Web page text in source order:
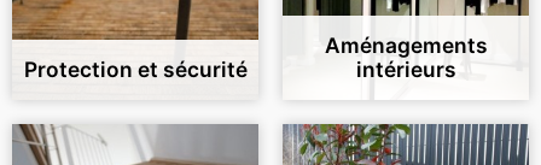
Protection et sécurité
Aménagements
intérieurs